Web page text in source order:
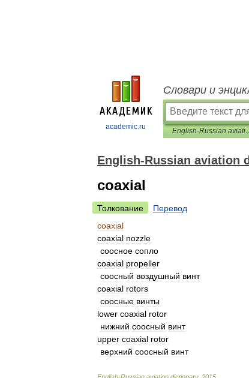
academic.ru
Словари и
English-
English-Russian aviation
coaxial
Толкование
Перевод
coaxial
coaxial nozzle
соосное сопло
coaxial propeller
соосный воздушный винт
coaxial rotors
соосные винты
lower coaxial rotor
нижний соосный винт
upper coaxial rotor
верхний соосный винт